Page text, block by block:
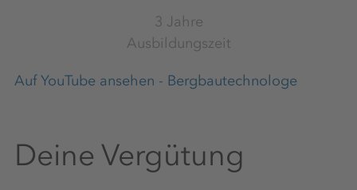
3 Jahre
Ausbildungszeit
Auf YouTube ansehen - Bergbautechnologe
Deine Vergütung